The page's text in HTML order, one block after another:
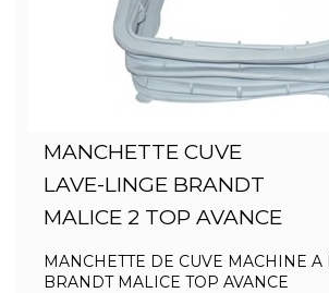
MANCHETTE CUVE
LAVE-LINGE BRANDT
MALICE 2 TOP AVANCE
MANCHETTE DE CUVE MACHINE A
BRANDT MALICE TOP AVANCE